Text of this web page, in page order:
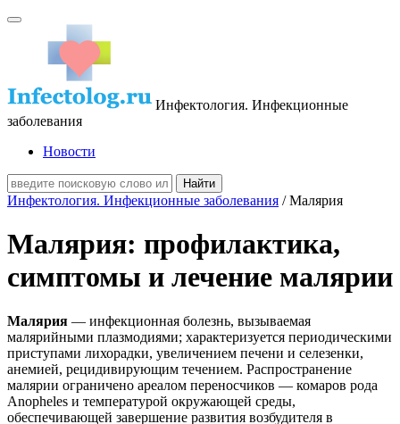
Инфектология. Инфекционные
заболевания
Новости
Инфектология. Инфекционные заболевания / Малярия
Малярия: профилактика,
симптомы и лечение малярии
Малярия — инфекционная болезнь, вызываемая
малярийными плазмодиями; характеризуется периодическими
приступами лихорадки, увеличением печени и селезенки,
анемией, рецидивирующим течением. Распространение
малярии ограничено ареалом переносчиков — комаров рода
Anopheles и температурой окружающей среды,
обеспечивающей завершение развития возбудителя в